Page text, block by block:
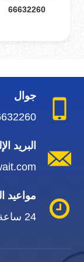
66632260
جوال
البريد
مواعيد
24 ساعة طوال أيام الأسبوع